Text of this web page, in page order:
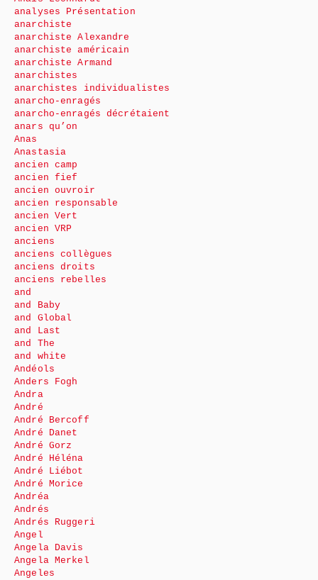
analyses Présentation
anarchiste
anarchiste Alexandre
anarchiste américain
anarchiste Armand
anarchistes
anarchistes individualistes
anarcho-enragés
anarcho-enragés décrétaient
anars qu’on
Anas
Anastasia
ancien camp
ancien fief
ancien ouvroir
ancien responsable
ancien Vert
ancien VRP
anciens
anciens collègues
anciens droits
anciens rebelles
and
and Baby
and Global
and Last
and The
and white
Andéols
Anders Fogh
Andra
André
André Bercoff
André Danet
André Gorz
André Héléna
André Liébot
André Morice
Andréa
Andrés
Andrés Ruggeri
Angel
Angela Davis
Angela Merkel
Angeles